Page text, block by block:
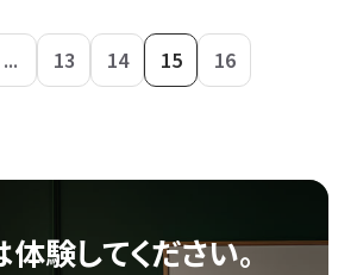
... 13 14 15 16
体験してください。